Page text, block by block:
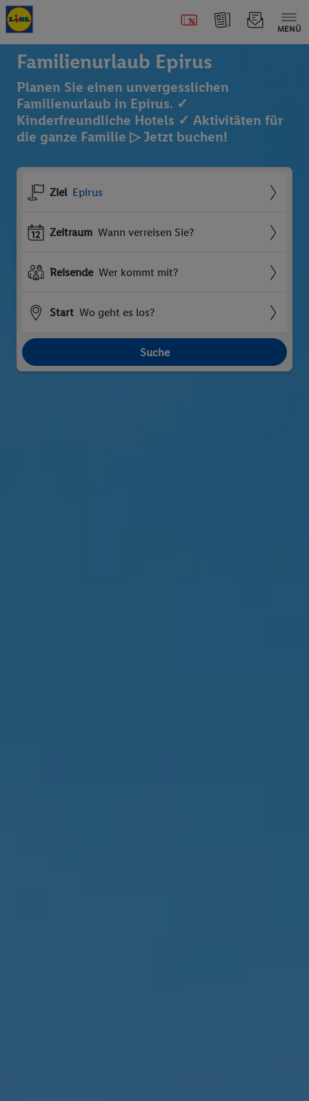
MENÜ
Familienurlaub Epirus
Planen Sie einen unvergesslichen
Familienurlaub in Epirus. ✓
Kinderfreundliche Hotels ✓ Aktivitäten für
die ganze Familie ▷ Jetzt buchen!
Ziel Epirus
Zeitraum Wann verreisen Sie?
Reisende Wer kommt mit?
Start Wo geht es los?
Suche